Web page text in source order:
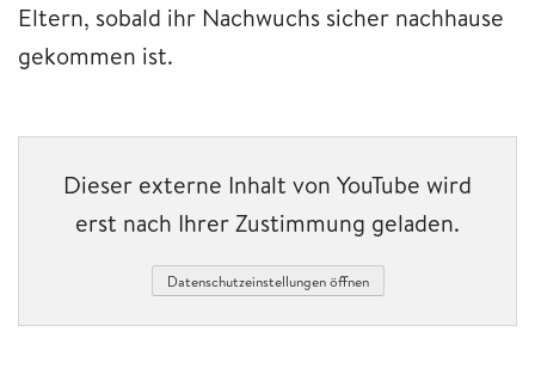
Eltern, sobald ihr Nachwuchs sicher nachhause
gekommen ist.
Dieser externe Inhalt von YouTube wird
erst nach Ihrer Zustimmung geladen.
Datenschutzeinstellungen öffnen